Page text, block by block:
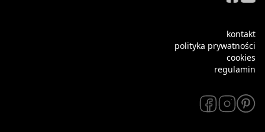
kontakt
polityka prywatności
cookies
regulamin